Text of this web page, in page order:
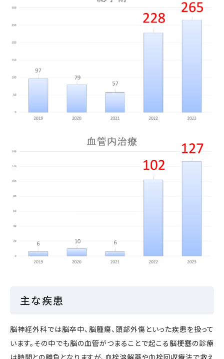
主な疾患
脳神経外科では脳卒中、脳腫瘍、頭部外傷といった疾患を扱って
います。その中でも脳の血管がつまることで起こる脳梗塞の診療
は時間との勝負となりますが、血栓溶解薬や血栓回収療法で救え